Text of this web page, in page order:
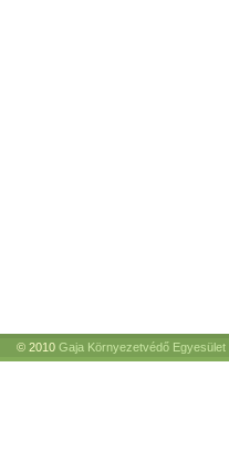
© 2010 Gaja Környezetvédő Egyesület